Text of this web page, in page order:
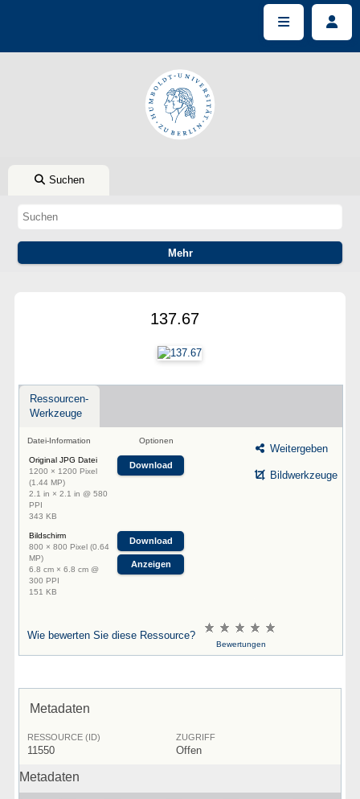
Suchen
137.67
Ressourcen-
Werkzeuge
Datei-Information Optionen
Original JPG Datei
1200 × 1200 Pixel
(1.44 MP)
2.1 in × 2.1 in @ 580
PPI
343 KB
Download
Bildschirm
800 × 800 Pixel (0.64
MP)
6.8 cm × 6.8 cm @
300 PPI
151 KB
Download
Anzeigen
Weitergeben
Bildwerkzeuge
Wie bewerten Sie diese Ressource?
Bewertungen
Metadaten
RESSOURCE (ID)
11550
ZUGRIFF
Offen
Metadaten